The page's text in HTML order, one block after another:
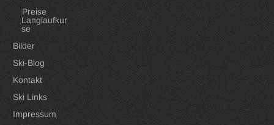
Preise
Langlaufkur
se
Bilder
Ski-Blog
Kontakt
Ski Links
Impressum